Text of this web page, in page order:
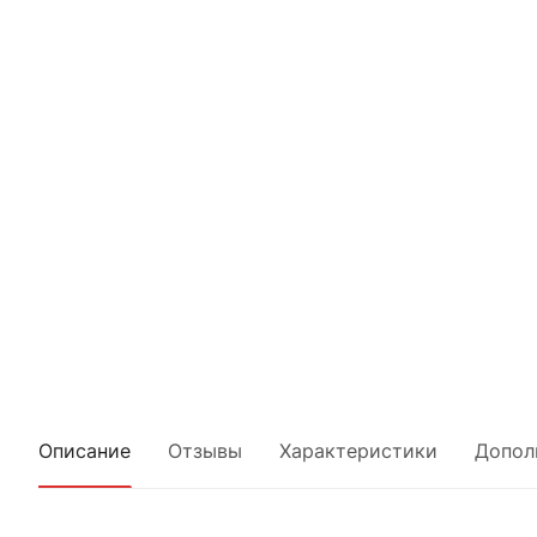
Описание Отзывы Характеристики